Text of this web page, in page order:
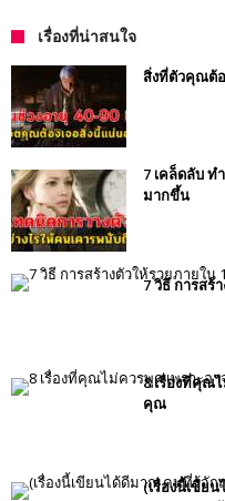
เรื่องที่น่าสนใจ
สิ่งที่ตัวคุณต้อ
7 เคล็ดลับ ท
มากขึ้น
7 วิธี การสร้
8 เรื่องที่คุณ
คุณ
(เรื่องนี้เขีย